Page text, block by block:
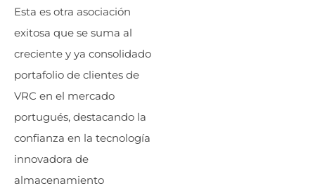
Esta es otra asociación
exitosa que se suma al
creciente y ya consolidado
portafolio de clientes de
VRC en el mercado
portugués, destacando la
confianza en la tecnología
innovadora de
almacenamiento